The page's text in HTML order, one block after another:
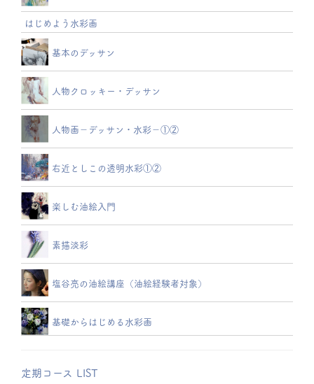
はじめよう水彩画
基本のデッサン
人物クロッキー・デッサン
人物画－デッサン・水彩－①②
右近としこの透明水彩①②
楽しむ油絵入門
素描淡彩
塩谷亮の油絵講座（油絵経験者対象）
基礎からはじめる水彩画
定期コース LIST